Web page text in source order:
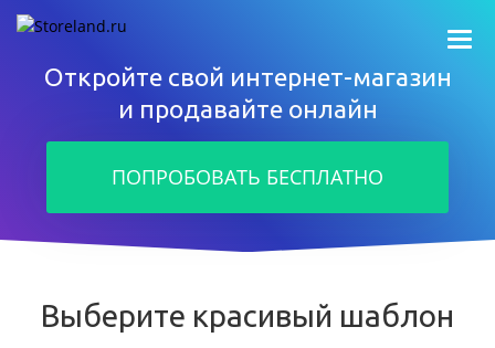
Откройте свой интернет-магазин
и продавайте онлайн
ПОПРОБОВАТЬ БЕСПЛАТНО
Выберите красивый шаблон